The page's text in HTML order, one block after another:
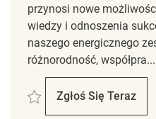
przynosi nowe
wiedzy i odnoszenia
naszego energicznego
różnorodność, współpra...
Zapisać Merchandising
Zgłoś Się Teraz